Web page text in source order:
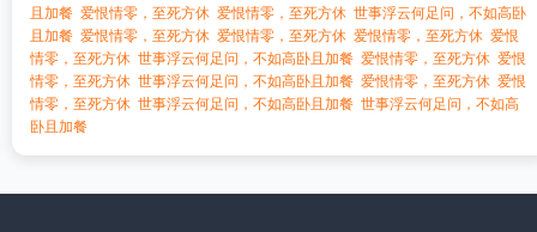
且加餐 爱恨情零，至死方休 爱恨情零，至死方休 世事浮云何足问，不如高卧
且加餐 爱恨情零，至死方休 爱恨情零，至死方休 爱恨情零，至死方休 爱恨
情零，至死方休 世事浮云何足问，不如高卧且加餐 爱恨情零，至死方休 爱恨
情零，至死方休 世事浮云何足问，不如高卧且加餐 爱恨情零，至死方休 爱恨
情零，至死方休 世事浮云何足问，不如高卧且加餐 世事浮云何足问，不如高
卧且加餐